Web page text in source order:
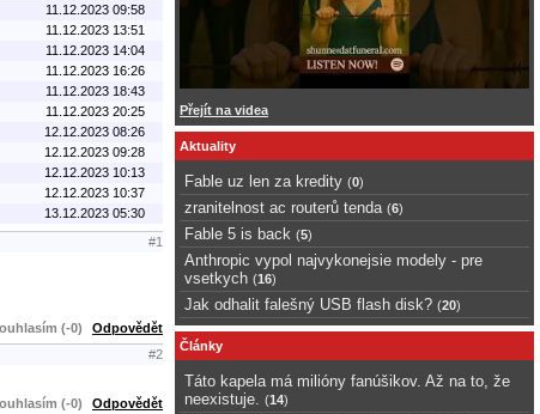
11.12.2023 09:58
11.12.2023 13:51
11.12.2023 14:04
11.12.2023 16:26
11.12.2023 18:43
11.12.2023 20:25
12.12.2023 08:26
12.12.2023 09:28
12.12.2023 10:13
12.12.2023 10:37
13.12.2023 05:30
#1
(-0) Odpovědět
#2
(-0) Odpovědět
Přejít na videa
Aktuality
Fable uz len za kredity (0)
zranitelnost ac routerů tenda (6)
Fable 5 is back (5)
Anthropic vypol najvykonejsie modely - pre
vsetkych (16)
Jak odhalit falešný USB flash disk? (20)
Články
Táto kapela má milióny fanúšikov. Až na to, že
neexistuje.
(14)